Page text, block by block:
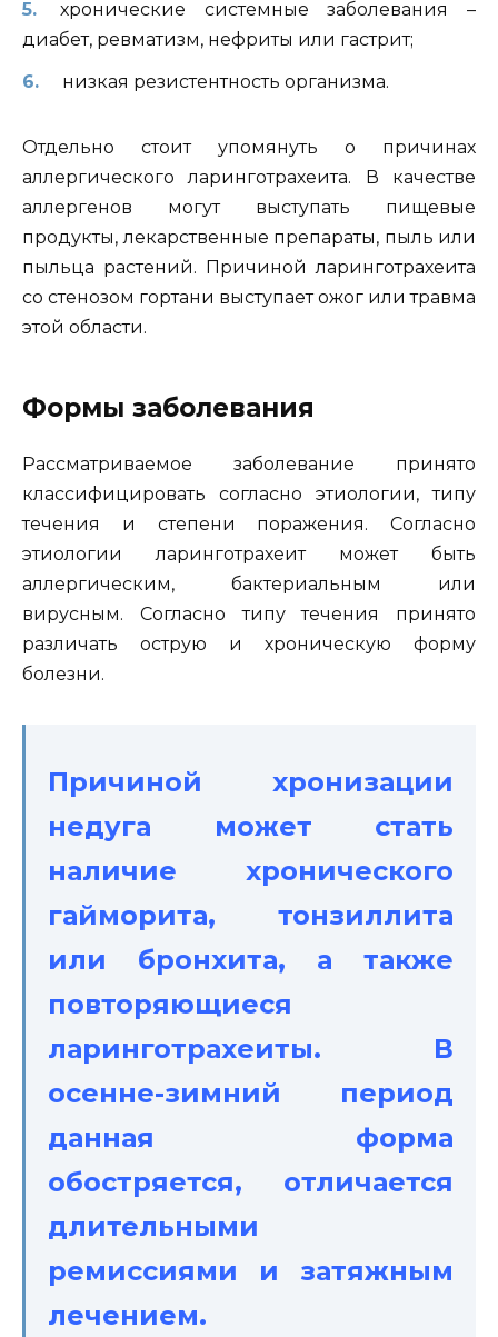
хронические системные заболевания –
диабет, ревматизм, нефриты или гастрит;
низкая резистентность организма.
Отдельно стоит упомянуть о причинах
аллергического ларинготрахеита. В качестве
аллергенов могут выступать пищевые
продукты, лекарственные препараты, пыль или
пыльца растений. Причиной ларинготрахеита
со стенозом гортани выступает ожог или травма
этой области.
Формы заболевания
Рассматриваемое заболевание принято
классифицировать согласно этиологии, типу
течения и степени поражения. Согласно
этиологии ларинготрахеит может быть
аллергическим, бактериальным или
вирусным. Согласно типу течения принято
различать острую и хроническую форму
болезни.
Причиной хронизации
недуга может стать
наличие хронического
гайморита, тонзиллита
или бронхита, а также
повторяющиеся
ларинготрахеиты. В
осенне-зимний период
данная форма
обостряется, отличается
длительными
ремиссиями и затяжным
лечением.